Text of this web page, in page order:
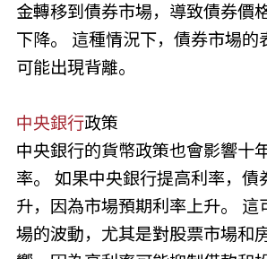
金轉移到債券市場，導致債券價
下降。 這種情況下，債券市場的
可能出現背離。
中央銀行政策
中央銀行的貨幣政策也會影響十
率。 如果中央銀行提高利率，債
升，因為市場預期利率上升。 這
場的波動，尤其是對股票市場和